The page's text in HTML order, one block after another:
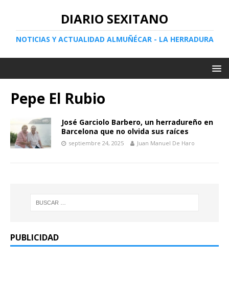
DIARIO SEXITANO
NOTICIAS Y ACTUALIDAD ALMUÑÉCAR - LA HERRADURA
Pepe El Rubio
José Garciolo Barbero, un herradureño en
Barcelona que no olvida sus raíces
septiembre 24, 2025 Juan Manuel De Haro
PUBLICIDAD